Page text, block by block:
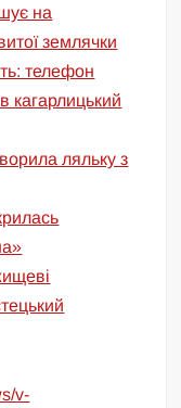
на
землячки
телефон
кагарлицький
ляльку з
v-